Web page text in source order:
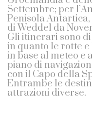
Settembre; per
Penisola
di Weddel da
Gli itinerari sono
in quanto le rotte
in base al meteo e
piano di
con il Capo della
Entrambe le
attrazioni diverse.